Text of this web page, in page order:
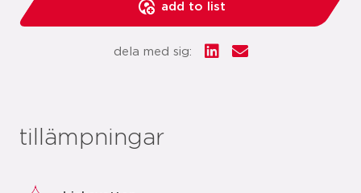
add to list
dela med sig:
tillämpningar